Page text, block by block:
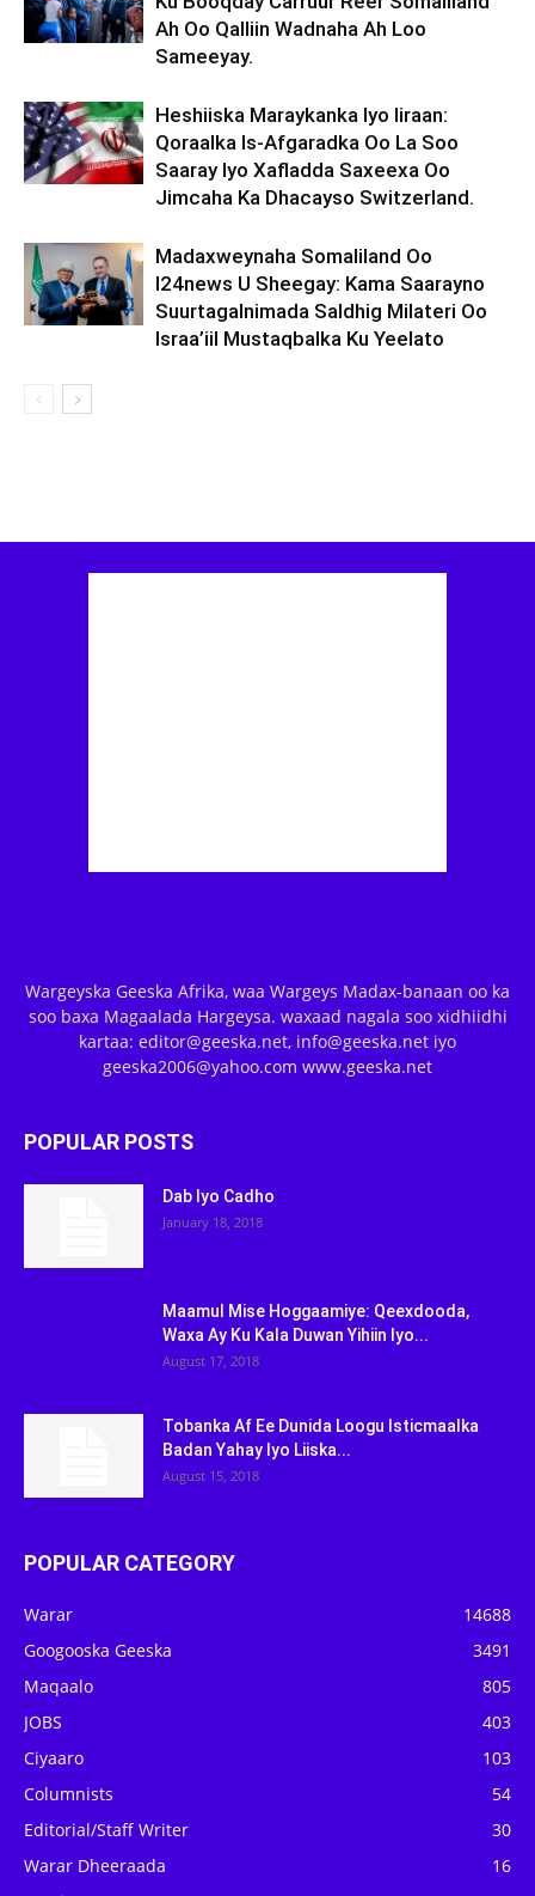
Ah Oo Qalliin Wadnaha Ah Loo
Sameeyay.
Heshiiska Maraykanka Iyo Iiraan:
Qoraalka Is-Afgaradka Oo La Soo
Saaray Iyo Xafladda Saxeexa Oo
Jimcaha Ka Dhacayso Switzerland.
Madaxweynaha Somaliland Oo
I24news U Sheegay: Kama Saarayno
Suurtagalnimada Saldhig Milateri Oo
Israa’iil Mustaqbalka Ku Yeelato
Wargeyska Geeska Afrika, waa Wargeys Madax-banaan oo ka
soo baxa Magaalada Hargeysa. waxaad nagala soo xidhiidhi
kartaa: editor@geeska.net, info@geeska.net iyo
geeska2006@yahoo.com www.geeska.net
POPULAR POSTS
Dab Iyo Cadho
January 18, 2018
Maamul Mise Hoggaamiye: Qeexdooda,
Waxa Ay Ku Kala Duwan Yihiin Iyo...
August 17, 2018
Tobanka Af Ee Dunida Loogu Isticmaalka
Badan Yahay Iyo Liiska...
August 15, 2018
POPULAR CATEGORY
Warar
14688
Googooska Geeska
3491
Maqaalo
805
JOBS
403
Ciyaaro
103
Columnists
54
Editorial/Staff Writer
30
Warar Dheeraada
16